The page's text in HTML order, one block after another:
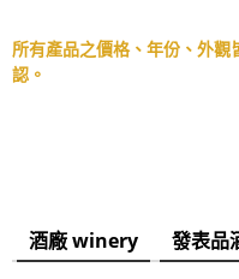
所有產品之價格、年份、外
認。
酒廠 winery 發表品